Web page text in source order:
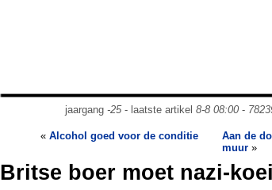
jaargang -25- laatste artikel 8-8 08:00-
« Alcohol goed voor de conditie
Aan de
muur »
Britse boer moet nazi-